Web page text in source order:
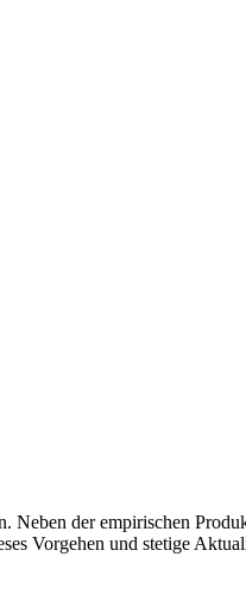
Neben der empirischen
Vorgehen und stetige